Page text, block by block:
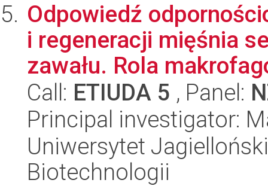
Odpowiedź
i regeneracji mięśnia
zawału. Rola
Call: ETIUDA 5 , Panel:
Principal investigator:
Uniwersytet
Biotechnologii